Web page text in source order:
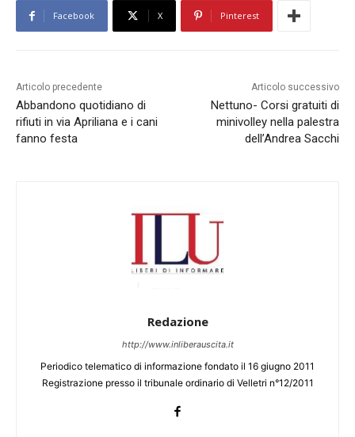
Facebook X Pinterest
Articolo precedente
Abbandono quotidiano di
rifiuti in via Apriliana e i cani
fanno festa
Articolo successivo
Nettuno- Corsi gratuiti di
minivolley nella palestra
dell’Andrea Sacchi
Redazione
http://www.inliberauscita.it
Periodico telematico di informazione fondato il 16 giugno 2011
Registrazione presso il tribunale ordinario di Velletri n°12/2011